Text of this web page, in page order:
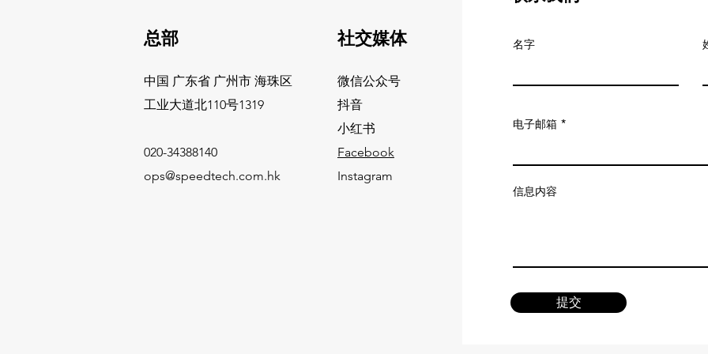
总部
中国 广东省 广州市 海珠区
​工业大道北110号1319
020-34388140
ops@speedtech.com.hk
​社交媒体
微信公众号
抖音
小红书
Facebook
Instagram
名字
电子邮箱
信息内容
提交